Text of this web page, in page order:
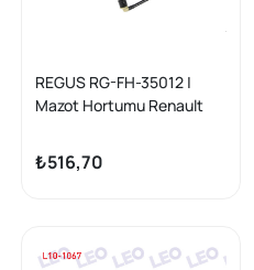
REGUS RG-FH-35012 |
Mazot Hortumu Renault
2014 / Opel Vivaro 2.0 CDTI
2006 -
₺516,70